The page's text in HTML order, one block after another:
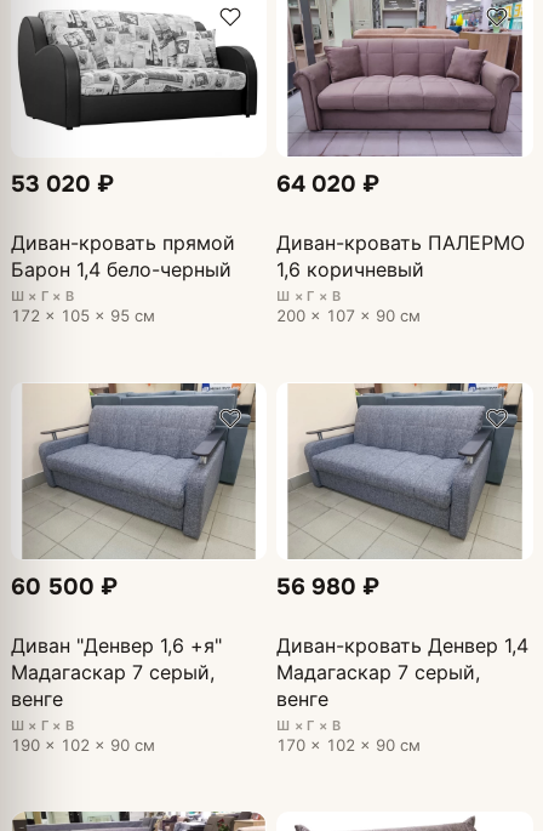
53 020 ₽
Диван-кровать прямой
Барон 1,4 бело-черный
Ш × Г × В
172 × 105 × 95 см
64 020 ₽
Диван-кровать ПАЛЕРМО
1,6 коричневый
Ш × Г × В
200 × 107 × 90 см
60 500 ₽
Диван "Денвер 1,6 +я"
Мадагаскар 7 серый,
венге
Ш × Г × В
190 × 102 × 90 см
56 980 ₽
Диван-кровать Денвер 1,4
Мадагаскар 7 серый,
венге
Ш × Г × В
170 × 102 × 90 см